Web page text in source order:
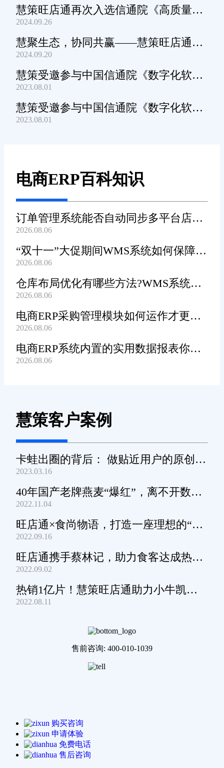
慧策旺店通再次入选信通院《高质量数
字化转型产品及服务全景图》
2024.09.26
慧聚生态，协同共赢——慧策旺店通生
态交流会深圳站圆满举办
2024.09.20
慧策受邀参与中国信通院《数字化软件
产品及服务能力》规范编制工作
2023.08.01
慧策受邀参与中国信通院《数字化软件
产品及服务能力》规范编制工作
2023.08.01
电商ERP百科知识
订单管理系统能否自动同步多平台店铺
订单?
2026.08.06
“双十一”大促期间WMS系统如何保障发
货效率?
2026.08.06
仓库布局优化有哪些方法?WMS系统能
辅助规划吗?
2026.08.06
电商ERP采购管理模块如何运作才更加
高效顺畅?
2026.08.06
电商ERP系统内置的实用数据报表你都
知道哪些?
2026.08.06
慧策客户案例
卡蛙出圈的背后： 做贴近用户的原创小
家电
2023.03.16
40年国产老牌燕麦“爆红”，离不开数字
化工具的支撑
2022.11.04
旺店通×食尚物语，打造一座理想的“零
食王国”
2022.09.16
旺店通携手蔡林记，助力食客达成热干
面自由
2022.09.02
热销1亿片！慧策旺店通助力小牛凯西
通关家庭牛排圈~
2022.08.11
售前咨询: 400-010-1039
购买咨询
申请体验
免费电话
售后咨询